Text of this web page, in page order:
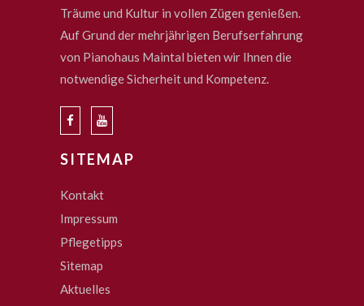
Träume und Kultur in vollen Zügen genießen.
Auf Grund der mehrjährigen Berufserfahrung
von Pianohaus Maintal bieten wir Ihnen die
notwendige Sicherheit und Kompetenz.
SITEMAP
Kontakt
Impressum
Pflegetipps
Sitemap
Aktuelles